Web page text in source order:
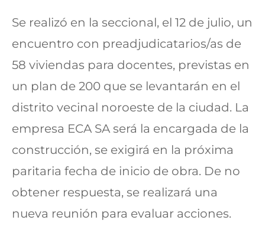
Se realizó en la seccional, el 12 de julio, un
encuentro con preadjudicatarios/as de
58 viviendas para docentes, previstas en
un plan de 200 que se levantarán en el
distrito vecinal noroeste de la ciudad. La
empresa ECA SA será la encargada de la
construcción, se exigirá en la próxima
paritaria fecha de inicio de obra. De no
obtener respuesta, se realizará una
nueva reunión para evaluar acciones.